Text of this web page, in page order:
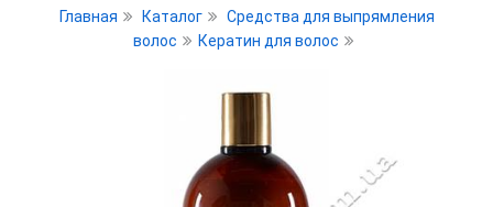
АКЦИИ
Бальзамы и кондиционеры
Воски, пасты, глина, помады для волос
Главная Каталог
Средства для выпрямления
волос
Кератин для волос